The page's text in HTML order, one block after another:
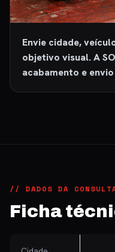
Envie cidade,
objetivo visual. A
acabamento e
// DADOS DA
Ficha